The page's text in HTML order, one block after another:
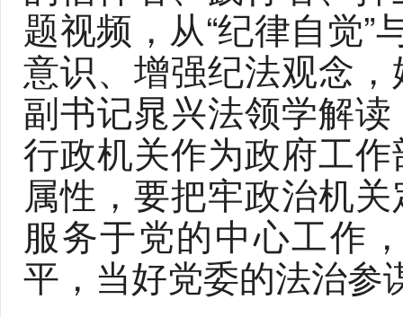
题视频，从“纪律自觉”
意识、增强纪法观念
副书记晁兴法领学解
行政机关作为政府工
属性，要把牢政治机
服务于党的中心工作
平，当好党委的法治参